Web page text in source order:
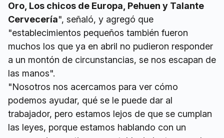
Oro, Los chicos de Europa, Pehuen y Talante
Cervecería", señaló, y agregó que
"establecimientos pequeños también fueron
muchos los que ya en abril no pudieron responder
a un montón de circunstancias, se nos escapan de
las manos".
"Nosotros nos acercamos para ver cómo
podemos ayudar, qué se le puede dar al
trabajador, pero estamos lejos de que se cumplan
las leyes, porque estamos hablando con un